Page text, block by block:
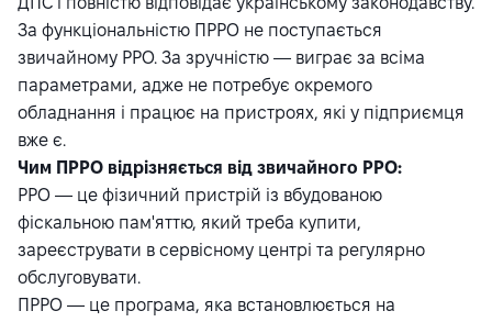
За функціональністю ПРРО не поступається
звичайному РРО. За зручністю — виграє за всіма
параметрами, адже не потребує окремого
обладнання і працює на пристроях, які у підприємця
вже є.
Чим ПРРО відрізняється від звичайного РРО:
РРО — це фізичний пристрій із вбудованою
фіскальною пам'яттю, який треба купити,
зареєструвати в сервісному центрі та регулярно
обслуговувати.
ПРРО — це програма, яка встановлюється на